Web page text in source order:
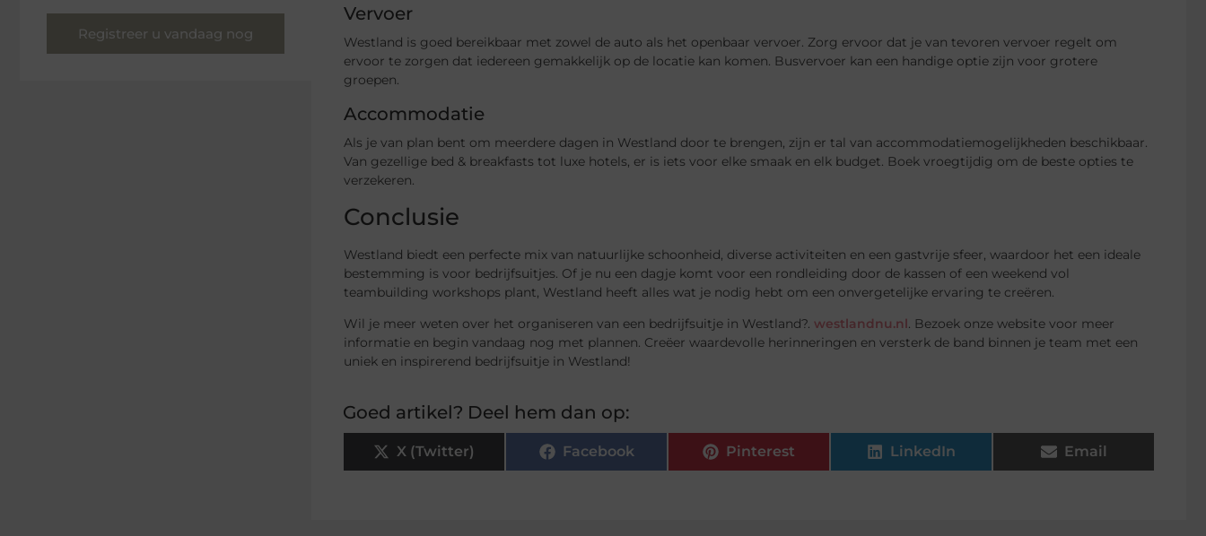
Registreer u vandaag nog
Vervoer
Westland is goed bereikbaar met zowel de auto als het openbaar vervoer. Zorg ervoor dat je van tevoren vervoer regelt om
ervoor te zorgen dat iedereen gemakkelijk op de locatie kan komen. Busvervoer kan een handige optie zijn voor grotere
groepen.
Accommodatie
Als je van plan bent om meerdere dagen in Westland door te brengen, zijn er tal van accommodatiemogelijkheden beschikbaar.
Van gezellige bed & breakfasts tot luxe hotels, er is iets voor elke smaak en elk budget. Boek vroegtijdig om de beste opties te
verzekeren.
Conclusie
Westland biedt een perfecte mix van natuurlijke schoonheid, diverse activiteiten en een gastvrije sfeer, waardoor het een ideale
bestemming is voor bedrijfsuitjes. Of je nu een dagje komt voor een rondleiding door de kassen of een weekend vol
teambuilding workshops plant, Westland heeft alles wat je nodig hebt om een onvergetelijke ervaring te creëren.
Wil je meer weten over het organiseren van een bedrijfsuitje in Westland?. westlandnu.nl. Bezoek onze website voor meer
informatie en begin vandaag nog met plannen. Creëer waardevolle herinneringen en versterk de band binnen je team met een
uniek en inspirerend bedrijfsuitje in Westland!
Goed artikel? Deel hem dan op:
X (Twitter) Facebook Pinterest LinkedIn Email